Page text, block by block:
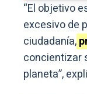
“El objetivo
excesivo de
ciudadanía,
concientizar
planeta”,